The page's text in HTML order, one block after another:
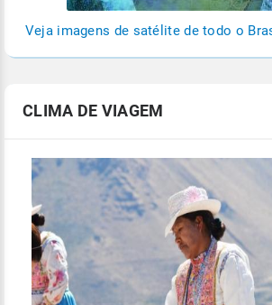
Veja imagens de satélite de todo o
CLIMA DE VIAGEM